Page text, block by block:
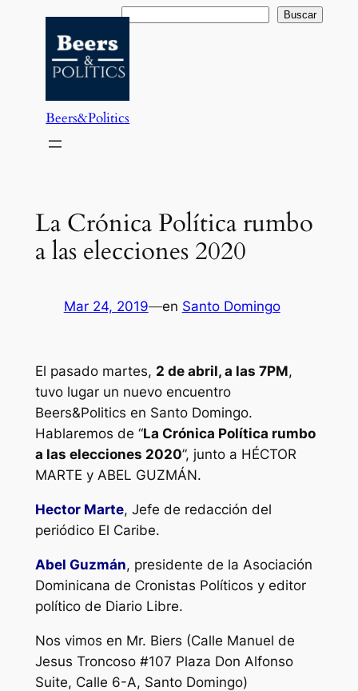
contenido
Buscar Buscar
Beers&Politics
La Crónica Política rumbo
a las elecciones 2020
Mar 24, 2019—en Santo Domingo
El pasado martes, 2 de abril, a las 7PM,
tuvo lugar un nuevo encuentro
Beers&Politics en Santo Domingo.
Hablaremos de “La Crónica Política rumbo
a las elecciones 2020”, junto a HÉCTOR
MARTE y ABEL GUZMÁN.
Hector Marte, Jefe de redacción del
periódico El Caribe.
Abel Guzmán, presidente de la Asociación
Dominicana de Cronistas Políticos y editor
político de Diario Libre.
Nos vimos en Mr. Biers (Calle Manuel de
Jesus Troncoso #107 Plaza Don Alfonso
Suite, Calle 6-A, Santo Domingo)